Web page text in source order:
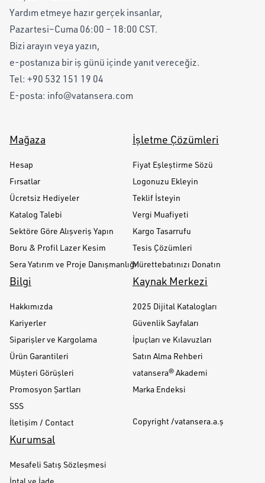
Yardım etmeye hazır gerçek insanlar,
Pazartesi–Cuma 06:00 – 18:00 CST.
Bizi arayın veya yazın,
e-postanıza bir iş günü içinde yanıt vereceğiz.
Tel: +90 532 151 19 04
E-posta: info@vatansera.com
Mağaza
Hesap
Fırsatlar
Ücretsiz Hediyeler
Katalog Talebi
Sektöre Göre Alışveriş Yapın
Boru & Profil Lazer Kesim
Sera Yatırım ve Proje Danışmanlığı
İşletme Çözümleri
Fiyat Eşleştirme Sözü
Logonuzu Ekleyin
Teklif İsteyin
Vergi Muafiyeti
Kargo Tasarrufu
Tesis Çözümleri
Mürettebatınızı Donatın
Bilgi
Hakkımızda
Kariyerler
Siparişler ve Kargolama
Ürün Garantileri
Müşteri Görüşleri
Promosyon Şartları
SSS
İletişim / Contact
Kaynak Merkezi
2025 Dijital Katalogları
Güvenlik Sayfaları
İpuçları ve Kılavuzları
Satın Alma Rehberi
vatansera® Akademi
Marka Endeksi
Copyright /vatansera.a.ş
Kurumsal
Mesafeli Satış Sözleşmesi
İptal ve İade